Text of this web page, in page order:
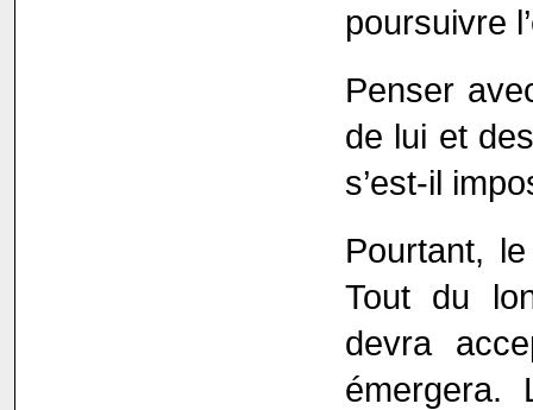
poursuivre
Penser
de lui et
s’est-il
Pourtant,
Tout du
devra
émergera.